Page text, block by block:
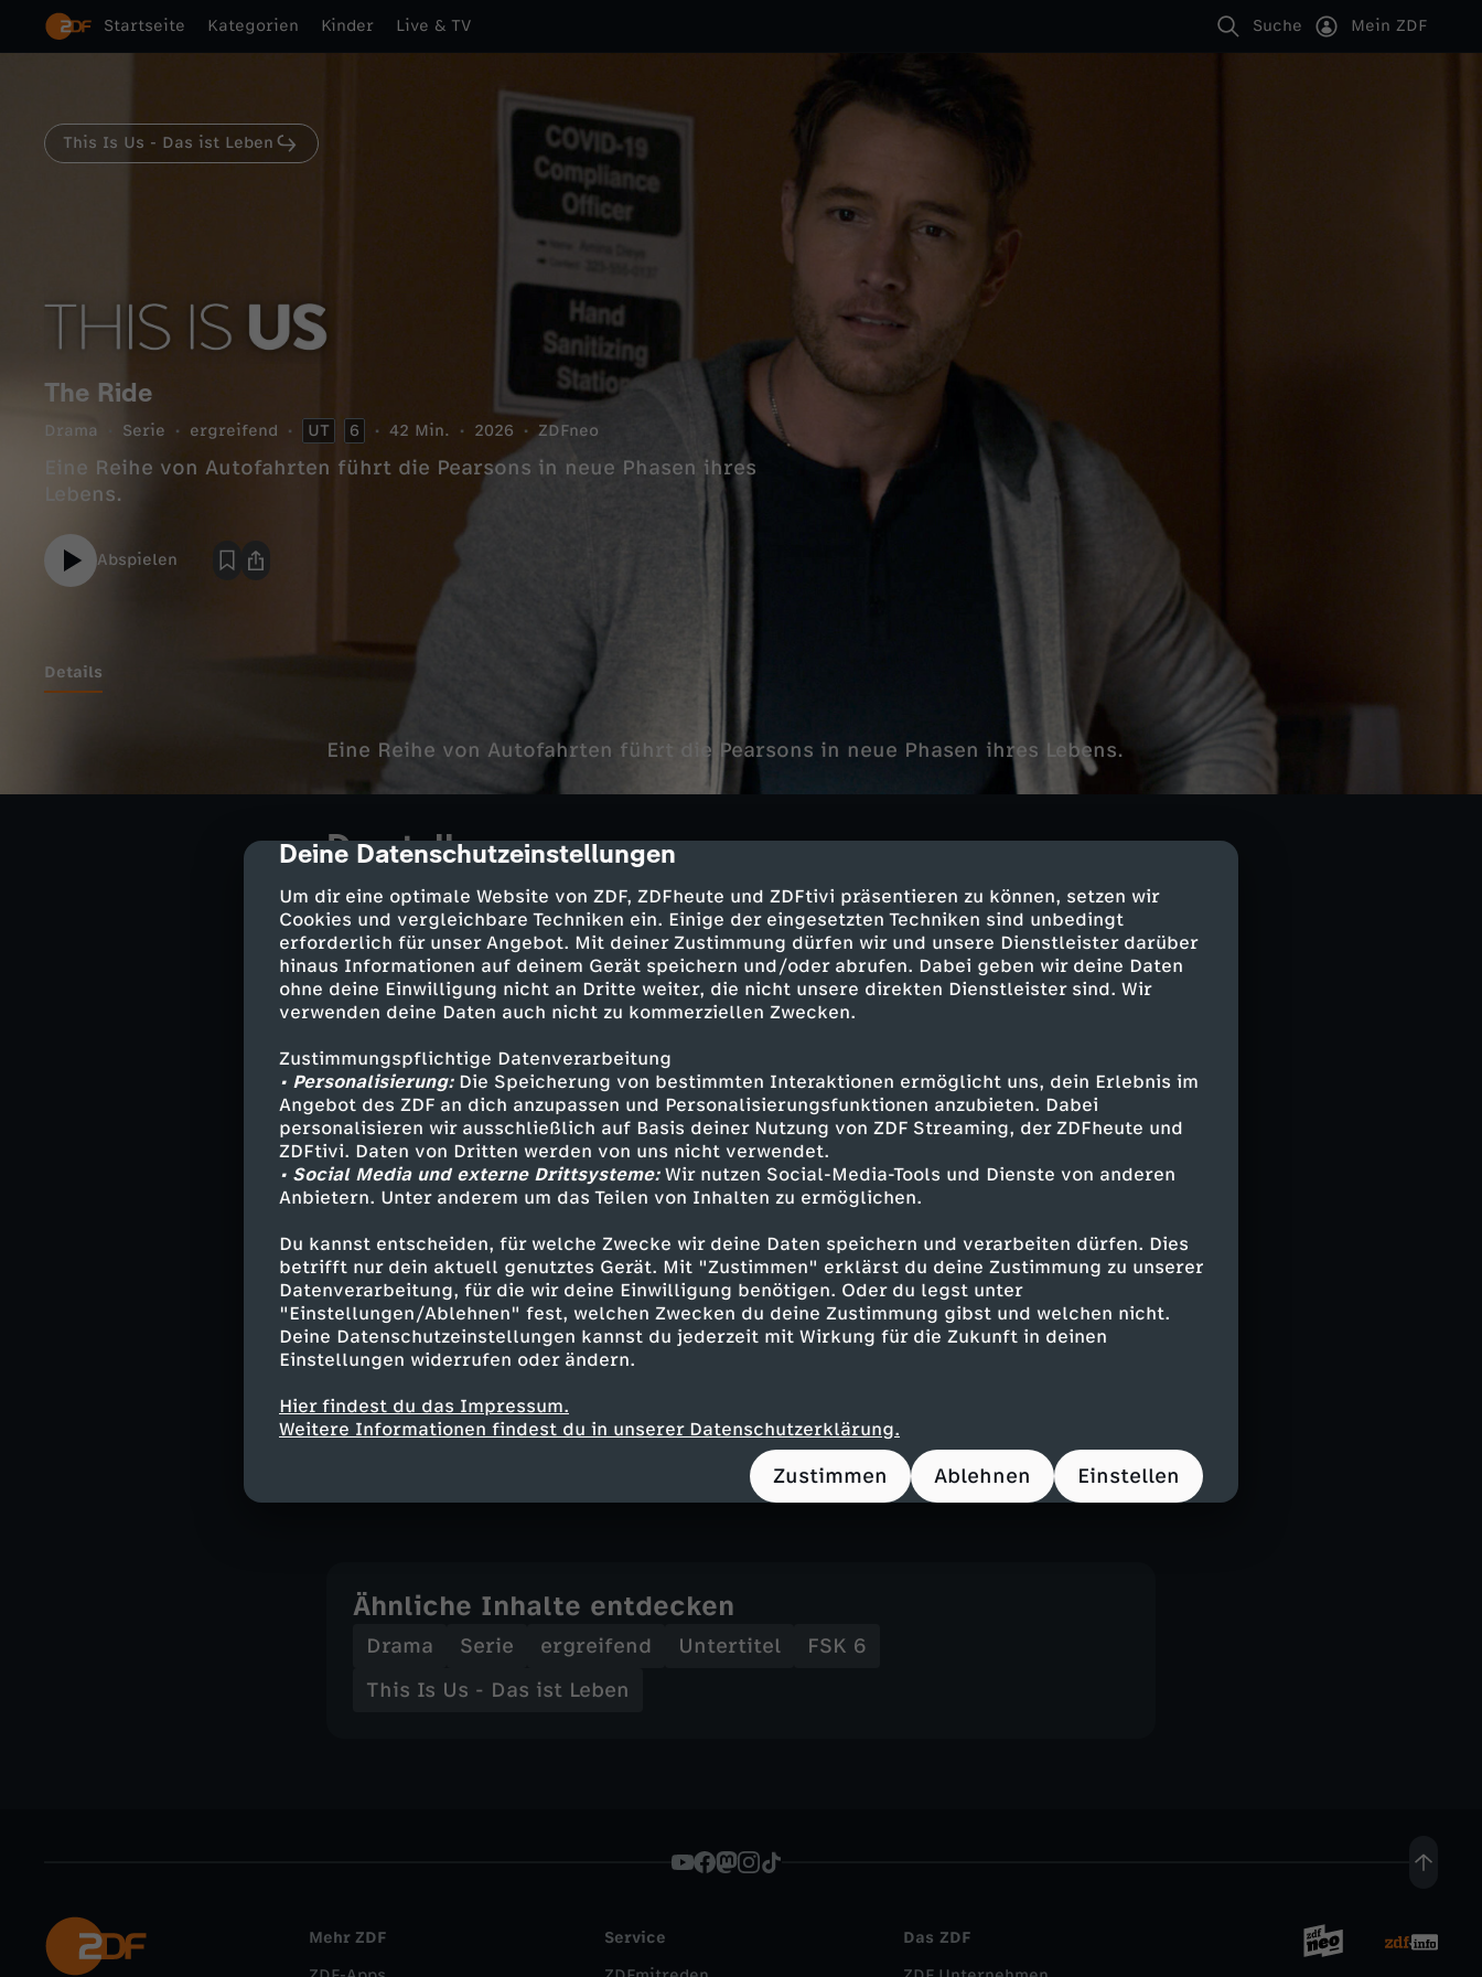
cmp-dialog-description
Deine Datenschutzeinstellungen
Um dir eine optimale Website von ZDF, ZDFheute und ZDFtivi präsentieren zu können, setzen wir
Cookies und vergleichbare Techniken ein. Einige der eingesetzten Techniken sind unbedingt
erforderlich für unser Angebot. Mit deiner Zustimmung dürfen wir und unsere Dienstleister darüber
hinaus Informationen auf deinem Gerät speichern und/oder abrufen. Dabei geben wir deine Daten
ohne deine Einwilligung nicht an Dritte weiter, die nicht unsere direkten Dienstleister sind. Wir
verwenden deine Daten auch nicht zu kommerziellen Zwecken.
Zustimmungspflichtige Datenverarbeitung
• Personalisierung:Die Speicherung von bestimmten Interaktionen ermöglicht uns, dein Erlebnis im
Angebot des ZDF an dich anzupassen und Personalisierungsfunktionen anzubieten. Dabei
personalisieren wir ausschließlich auf Basis deiner Nutzung von ZDF Streaming, der ZDFheute und
ZDFtivi. Daten von Dritten werden von uns nicht verwendet.
• Social Media und externe Drittsysteme:Wir nutzen Social-Media-Tools und Dienste von anderen
Anbietern. Unter anderem um das Teilen von Inhalten zu ermöglichen.
Du kannst entscheiden, für welche Zwecke wir deine Daten speichern und verarbeiten dürfen. Dies
betrifft nur dein aktuell genutztes Gerät. Mit "Zustimmen" erklärst du deine Zustimmung zu unserer
Datenverarbeitung, für die wir deine Einwilligung benötigen. Oder du legst unter
"Einstellungen/Ablehnen" fest, welchen Zwecken du deine Zustimmung gibst und welchen nicht.
Deine Datenschutzeinstellungen kannst du jederzeit mit Wirkung für die Zukunft in deinen
Einstellungen widerrufen oder ändern.
Hier findest du das Impressum.
Weitere Informationen findest du in unserer Datenschutzerklärung.
Zustimmen Ablehnen Einstellen
Startseite Kategorien Kinder Live & TV Suche Mein ZDF
This Is Us - Das ist Leben
The Ride
Drama Serie ergreifend UT 6 42 Min. 2026 ZDFneo
Eine Reihe von Autofahrten führt die Pearsons in neue Phasen ihres
Lebens.
Abspielen
Details
Eine Reihe von Autofahrten führt die Pearsons in neue Phasen ihres Lebens.
Darsteller
Milo Ventimiglia - Jack Pearson
Rebecca Pearson - Mandy Moore
Randall Pearson - Sterling K. Brown
Kate Pearson - Chrissy Metz
Kevin Pearson - Justin Hartley
Beth Pearson - Susan Kelechi Watson
Toby Damon - Chris Sullivan
Madison Simmons - Caitlin Thompson
Randall (jung) - Lonnie Chavis
Kevin (jung) - Parker Bates
Kate (jung) - Mackenzie Hancsicsak
Tess Pearson - Eris Baker
Annie Pearson - Faithe Herman
Déjà Pearson - Lyric Ross
Ellie - Annie Funke
Stab
Regie - Jon Huertas
Autor - Dan Fogelman, Julia Brownell
Ähnliche Inhalte entdecken
Drama Serie ergreifend Untertitel
FSK 6
This Is Us - Das ist Leben
Mehr ZDF
Service
Das ZDF